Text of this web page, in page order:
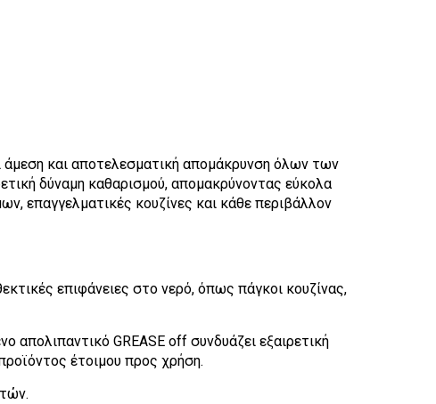
άμεση και αποτελεσματική απομάκρυνση όλων των
δύναμη καθαρισμού, απομακρύνοντας εύκολα
επαγγελματικές κουζίνες και κάθε περιβάλλον
επιφάνειες στο νερό, όπως πάγκοι κουζίνας,
GREASE off συνδυάζει εξαιρετική
έτοιμου προς χρήση.